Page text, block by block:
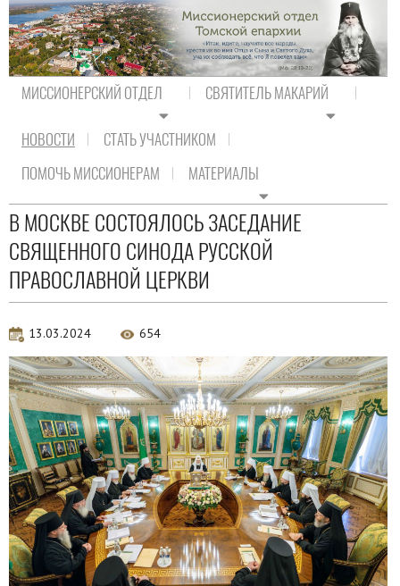
МИССИОНЕРСКИЙ ОТДЕЛ СВЯТИТЕЛЬ МАКАРИЙ
НОВОСТИ
СТАТЬ УЧАСТНИКОМ
ПОМОЧЬ МИССИОНЕРАМ
МАТЕРИАЛЫ
Новости Православия
В МОСКВЕ СОСТОЯЛОСЬ ЗАСЕДАНИЕ
СВЯЩЕННОГО СИНОДА РУССКОЙ
ПРАВОСЛАВНОЙ ЦЕРКВИ
13.03.2024 654